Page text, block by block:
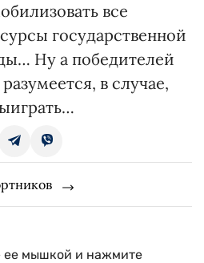
все
государственной
Ну а победителей
в случае,
ее мышкой и нажмите